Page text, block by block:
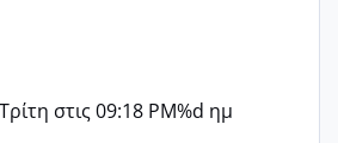
στις 09:18 PM%d ημ